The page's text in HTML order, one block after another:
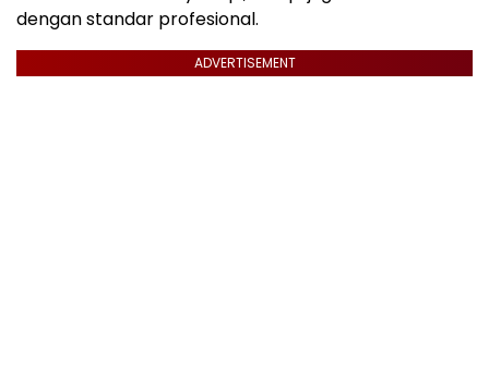
dengan standar profesional.
ADVERTISEMENT